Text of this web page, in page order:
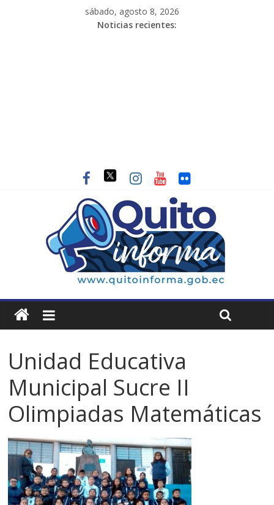
sábado, agosto 8, 2026
Noticias recientes:
Unidad Educativa
Municipal Sucre II
Olimpiadas Matemáticas